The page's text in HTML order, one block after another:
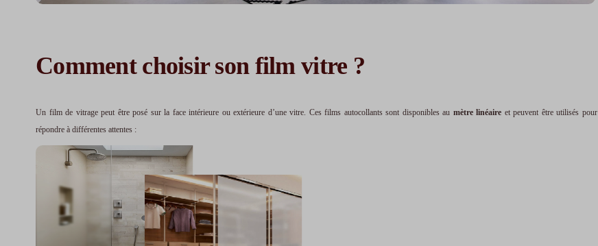
Comment choisir son film vitre ?
Un film de vitrage peut être posé sur la face intérieure ou extérieure d’une vitre. Ces films autocollants sont disponibles au mètre linéaire et peuvent être utilisés pour
répondre à différentes attentes :